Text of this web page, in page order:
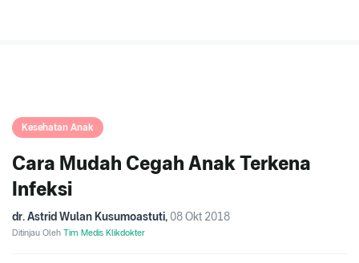
Kesehatan Anak
Cara Mudah Cegah Anak Terkena
Infeksi
dr. Astrid Wulan Kusumoastuti, 08 Okt 2018
Ditinjau Oleh Tim Medis Klikdokter